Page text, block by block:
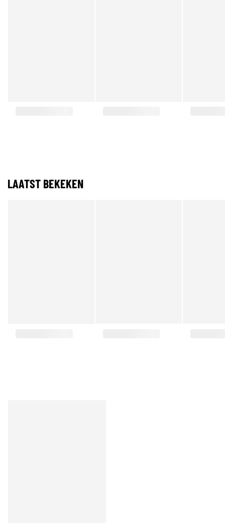
LAATST BEKEKEN